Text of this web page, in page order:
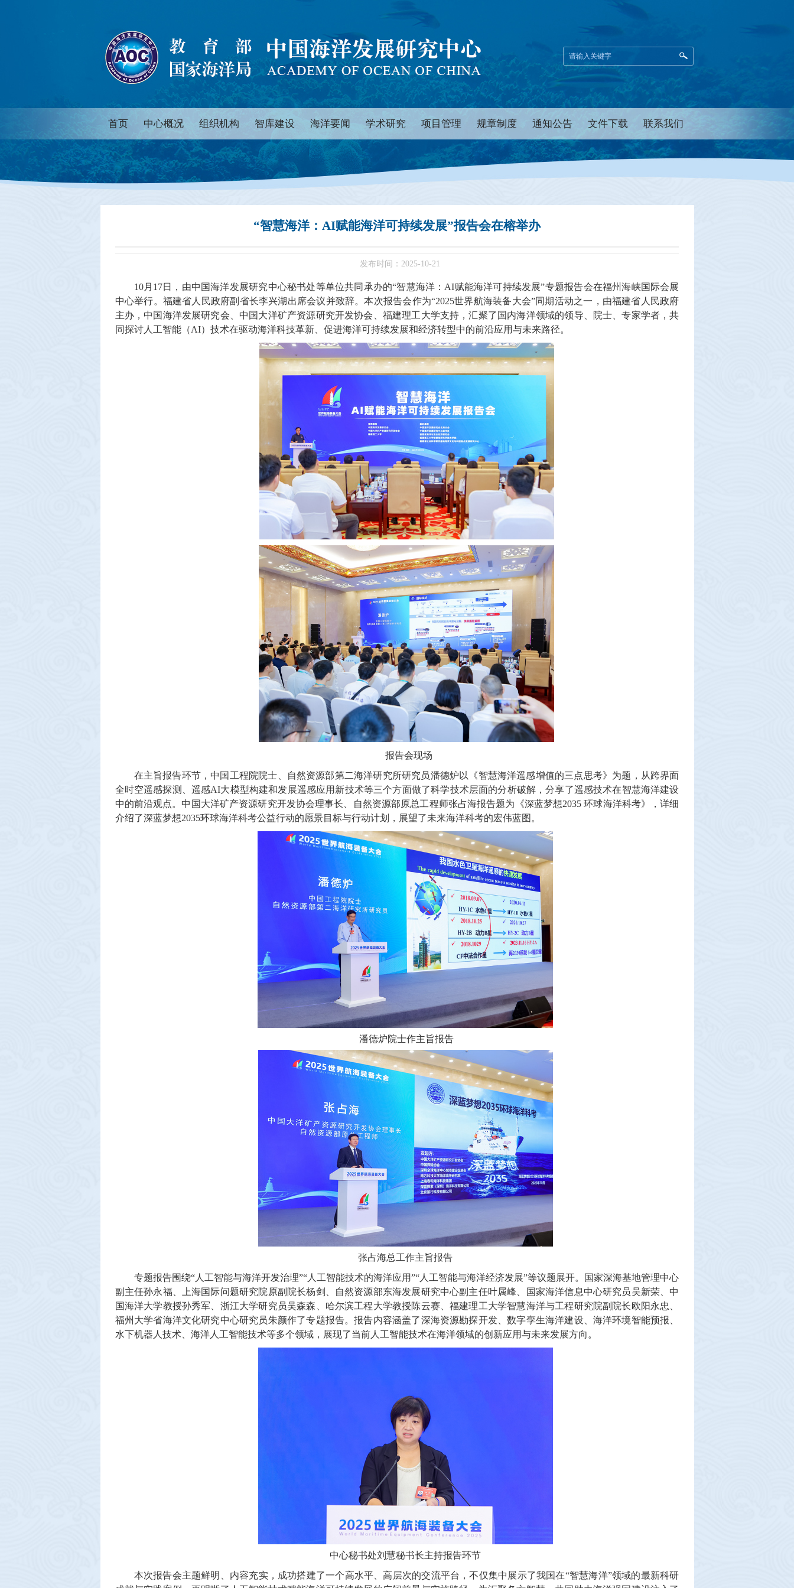
首页 中心概况 组织机构 智库建设 海洋要闻 学术研究 项目管理 规章制度 通知公告 文件下载 联系我们
“智慧海洋：AI赋能海洋可持续发展”报告会在榕举办
发布时间：2025-10-21
10月17日，由中国海洋发展研究中心秘书处等单位共同承办的“智慧海洋：AI赋能海洋可持续发展”专题报告会在福州海峡国际会展
中心举行。福建省人民政府副省长李兴湖出席会议并致辞。本次报告会作为“2025世界航海装备大会”同期活动之一，由福建省人民政府
主办，中国海洋发展研究会、中国大洋矿产资源研究开发协会、福建理工大学支持，汇聚了国内海洋领域的领导、院士、专家学者，共
同探讨人工智能（AI）技术在驱动海洋科技革新、促进海洋可持续发展和经济转型中的前沿应用与未来路径。
报告会现场
在主旨报告环节，中国工程院院士、自然资源部第二海洋研究所研究员潘德炉以《智慧海洋遥感增值的三点思考》为题，从跨界面
全时空遥感探测、遥感AI大模型构建和发展遥感应用新技术等三个方面做了科学技术层面的分析破解，分享了遥感技术在智慧海洋建设
中的前沿观点。中国大洋矿产资源研究开发协会理事长、自然资源部原总工程师张占海报告题为《深蓝梦想2035 环球海洋科考》，详细
介绍了深蓝梦想2035环球海洋科考公益行动的愿景目标与行动计划，展望了未来海洋科考的宏伟蓝图。
潘德炉院士作主旨报告
张占海总工作主旨报告
专题报告围绕“人工智能与海洋开发治理”“人工智能技术的海洋应用”“人工智能与海洋经济发展”等议题展开。国家深海基地管理中心
副主任孙永福、上海国际问题研究院原副院长杨剑、自然资源部东海发展研究中心副主任叶属峰、国家海洋信息中心研究员吴新荣、中
国海洋大学教授孙秀军、浙江大学研究员吴森森、哈尔滨工程大学教授陈云赛、福建理工大学智慧海洋与工程研究院副院长欧阳永忠、
福州大学省海洋文化研究中心研究员朱颜作了专题报告。报告内容涵盖了深海资源勘探开发、数字孪生海洋建设、海洋环境智能预报、
水下机器人技术、海洋人工智能技术等多个领域，展现了当前人工智能技术在海洋领域的创新应用与未来发展方向。
中心秘书处刘慧秘书长主持报告环节
本次报告会主题鲜明、内容充实，成功搭建了一个高水平、高层次的交流平台，不仅集中展示了我国在“智慧海洋”领域的最新科研